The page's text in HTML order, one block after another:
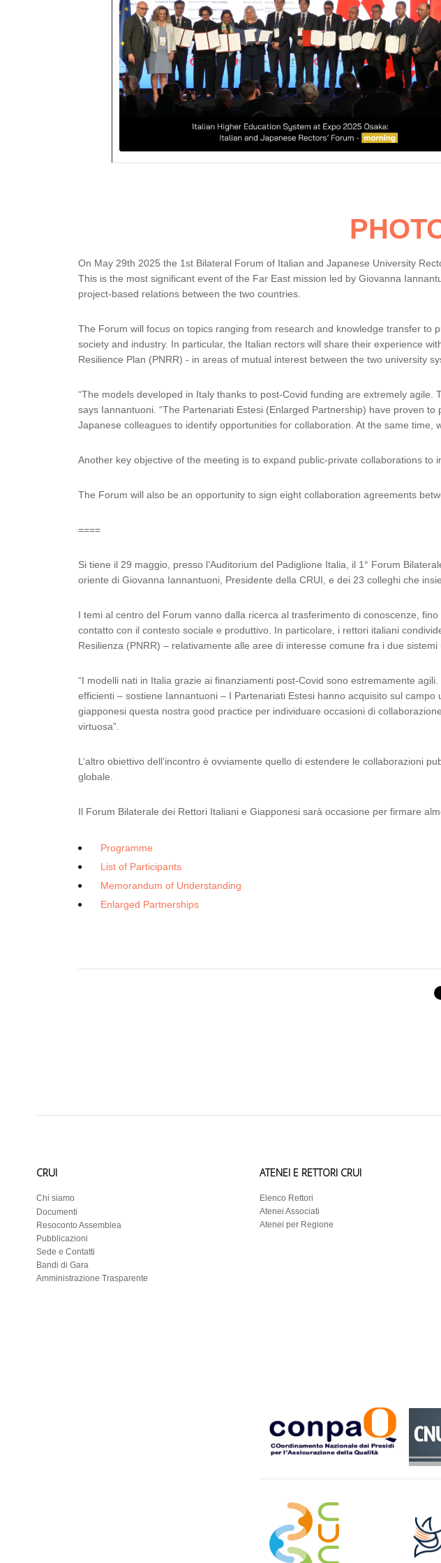
On May 29th 2025 the 1st Bilateral Forum of Italian and Japanese University
This is the most significant event of the Far East mission led by Giovanna
project-based relations between the two countries.
The Forum will focus on topics ranging from research and knowledge transfer to
society and industry. In particular, the Italian rectors will share their experience
Resilience Plan (PNRR) - in areas of mutual interest between the two university
“The models developed in Italy thanks to post-Covid funding are extremely
says Iannantuoni. “The Partenariati Estesi (Enlarged Partnership) have proven
Japanese colleagues to identify opportunities for collaboration. At the same
Another key objective of the meeting is to expand public-private collaborations
The Forum will also be an opportunity to sign eight collaboration agreements
====
Si tiene il 29 maggio, presso l’Auditorium del Padiglione Italia, il 1° Forum
oriente di Giovanna Iannantuoni, Presidente della CRUI, e dei 23 colleghi che
I temi al centro del Forum vanno dalla ricerca al trasferimento di conoscenze,
contatto con il contesto sociale e produttivo. In particolare, i rettori italiani
Resilienza (PNRR) – relativamente alle aree di interesse comune fra i due
“I modelli nati in Italia grazie ai finanziamenti post-Covid sono estremamente
efficienti – sostiene Iannantuoni – I Partenariati Estesi hanno acquisito sul
giapponesi questa nostra good practice per individuare occasioni di
virtuosa”.
L’altro obiettivo dell’incontro è ovviamente quello di estendere le collaborazioni
globale.
Il Forum Bilaterale dei Rettori Italiani e Giapponesi sarà occasione per firmare
Programme
List of Participants
Memorandum of Understanding
Enlarged Partnerships
CRUI
Chi siamo
Documenti
Resoconto Assemblea
Pubblicazioni
Sede e Contatti
Bandi di Gara
Amministrazione Trasparente
ATENEI E RETTORI CRUI
Elenco Rettori
Atenei Associati
Atenei per Regione